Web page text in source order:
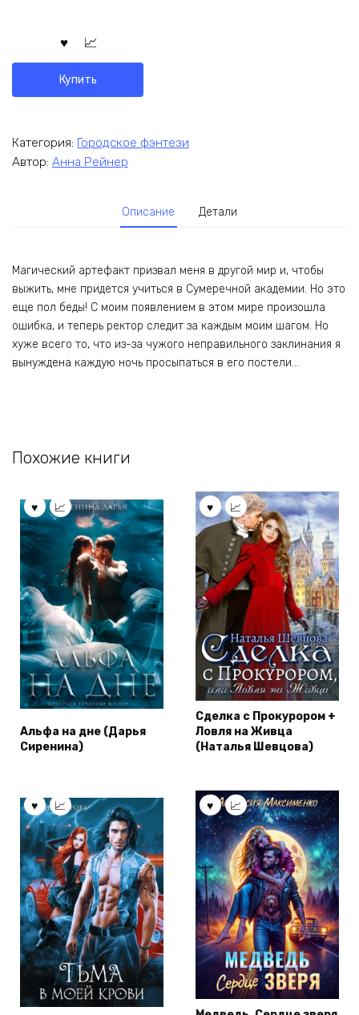
Купить
Категория: Городское фэнтези
Автор: Анна Рейнер
Описание Детали
Магический артефакт призвал меня в другой мир и, чтобы
выжить, мне придется учиться в Сумеречной академии. Но это
еще пол беды! С моим появлением в этом мире произошла
ошибка, и теперь ректор следит за каждым моим шагом. Но
хуже всего то, что из-за чужого неправильного заклинания я
вынуждена каждую ночь просыпаться в его постели…
Похожие книги
Альфа на дне (Дарья
Сиренина)
Сделка с Прокурором +
Ловля на Живца
(Наталья Шевцова)